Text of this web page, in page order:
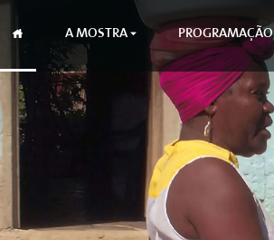
A MOSTRA PROGRAMAÇÃO